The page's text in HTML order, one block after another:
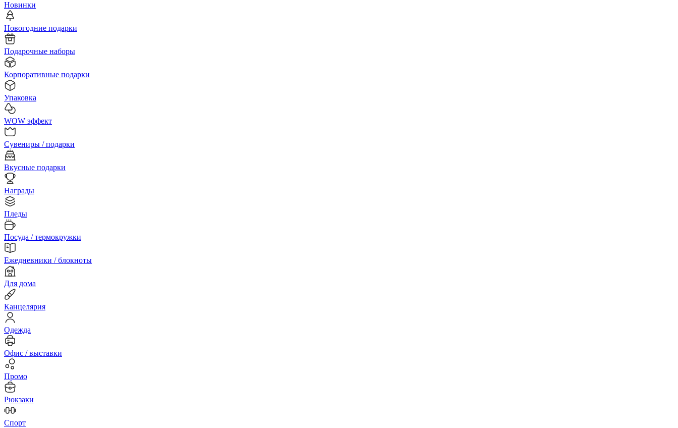
Новинки
Новогодние подарки
Подарочные наборы
Корпоративные подарки
Упаковка
WOW эффект
Сувениры / подарки
Вкусные подарки
Награды
Пледы
Посуда / термокружки
Ежедневники / блокноты
Для дома
Канцелярия
Одежда
Офис / выставки
Промо
Рюкзаки
Спорт